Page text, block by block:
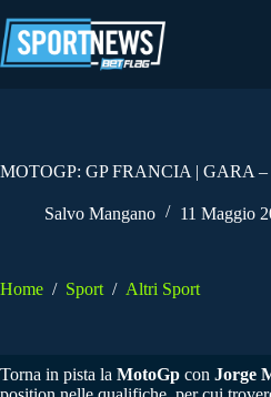
al
contenuto
MOTOGP: GP FRANCIA | GARA
Salvo Mangano 11 Maggio
Home / Sport / Altri Sport
Torna in pista la MotoGp con Jorge